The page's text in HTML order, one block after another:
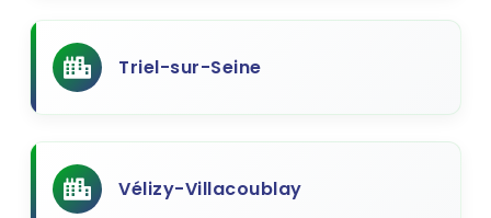
Triel-sur-Seine
Vélizy-Villacoublay